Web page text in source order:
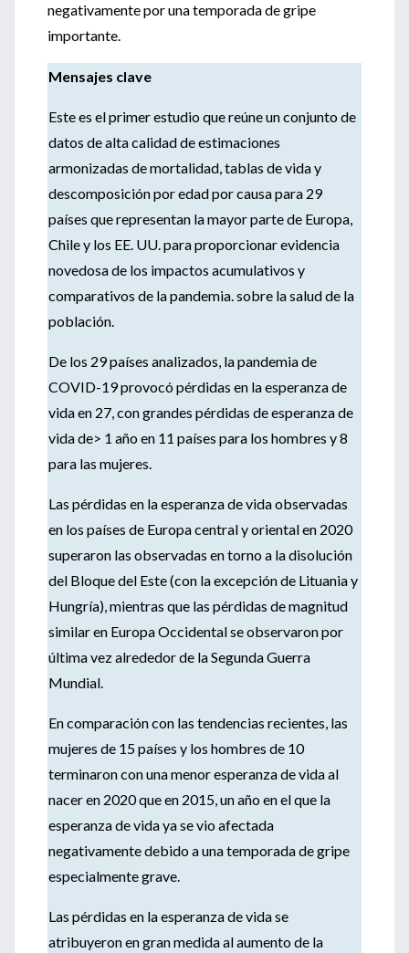
negativamente por una temporada de gripe
importante.
Mensajes clave
Este es el primer estudio que reúne un conjunto de
datos de alta calidad de estimaciones
armonizadas de mortalidad, tablas de vida y
descomposición por edad por causa para 29
países que representan la mayor parte de Europa,
Chile y los EE. UU. para proporcionar evidencia
novedosa de los impactos acumulativos y
comparativos de la pandemia. sobre la salud de la
población.
De los 29 países analizados, la pandemia de
COVID-19 provocó pérdidas en la esperanza de
vida en 27, con grandes pérdidas de esperanza de
vida de> 1 año en 11 países para los hombres y 8
para las mujeres.
Las pérdidas en la esperanza de vida observadas
en los países de Europa central y oriental en 2020
superaron las observadas en torno a la disolución
del Bloque del Este (con la excepción de Lituania y
Hungría), mientras que las pérdidas de magnitud
similar en Europa Occidental se observaron por
última vez alrededor de la Segunda Guerra
Mundial.
En comparación con las tendencias recientes, las
mujeres de 15 países y los hombres de 10
terminaron con una menor esperanza de vida al
nacer en 2020 que en 2015, un año en el que la
esperanza de vida ya se vio afectada
negativamente debido a una temporada de gripe
especialmente grave.
Las pérdidas en la esperanza de vida se
atribuyeron en gran medida al aumento de la